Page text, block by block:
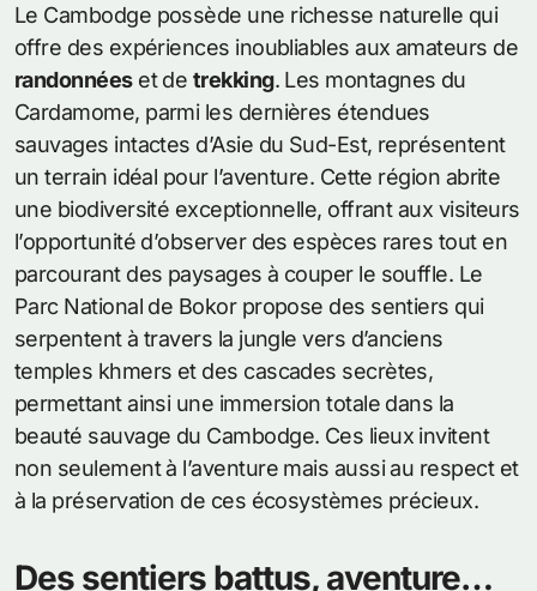
Le Cambodge possède une richesse naturelle qui
offre des expériences inoubliables aux amateurs de
randonnéeset de trekking. Les montagnes du
Cardamome, parmi les dernières étendues
sauvages intactes d’Asie du Sud-Est, représentent
un terrain idéal pour l’aventure. Cette région abrite
une biodiversité exceptionnelle, offrant aux visiteurs
l’opportunité d’observer des espèces rares tout en
parcourant des paysages à couper le souffle. Le
Parc National de Bokor propose des sentiers qui
serpentent à travers la jungle vers d’anciens
temples khmers et des cascades secrètes,
permettant ainsi une immersion totale dans la
beauté sauvage du Cambodge. Ces lieux invitent
non seulement à l’aventure mais aussi au respect et
à la préservation de ces écosystèmes précieux.
Des sentiers battus, aventure…